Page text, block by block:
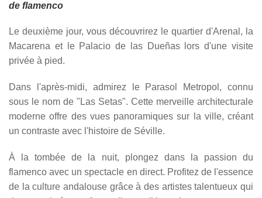
de flamenco
Le deuxième jour, vous découvrirez le quartier d'Arenal, la
Macarena et le Palacio de las Dueñas lors d'une visite
privée à pied.
Dans l'après-midi, admirez le Parasol Metropol, connu
sous le nom de "Las Setas". Cette merveille architecturale
moderne offre des vues panoramiques sur la ville, créant
un contraste avec l'histoire de Séville.
À la tombée de la nuit, plongez dans la passion du
flamenco avec un spectacle en direct. Profitez de l'essence
de la culture andalouse grâce à des artistes talentueux qui